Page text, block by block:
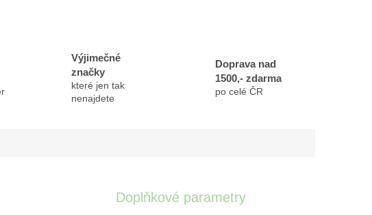
Výjimečné
značky
které jen tak
nenajdete
Doprava nad
1500,- zdarma
po celé ČR
Doplňkové parametry